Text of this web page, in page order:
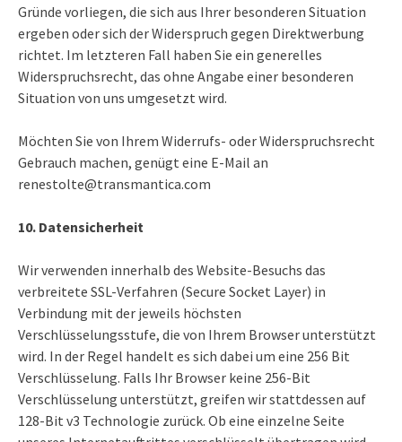
Gründe vorliegen, die sich aus Ihrer besonderen Situation
ergeben oder sich der Widerspruch gegen Direktwerbung
richtet. Im letzteren Fall haben Sie ein generelles
Widerspruchsrecht, das ohne Angabe einer besonderen
Situation von uns umgesetzt wird.
Möchten Sie von Ihrem Widerrufs- oder Widerspruchsrecht
Gebrauch machen, genügt eine E-Mail an
renestolte@transmantica.com
10. Datensicherheit
Wir verwenden innerhalb des Website-Besuchs das
verbreitete SSL-Verfahren (Secure Socket Layer) in
Verbindung mit der jeweils höchsten
Verschlüsselungsstufe, die von Ihrem Browser unterstützt
wird. In der Regel handelt es sich dabei um eine 256 Bit
Verschlüsselung. Falls Ihr Browser keine 256-Bit
Verschlüsselung unterstützt, greifen wir stattdessen auf
128-Bit v3 Technologie zurück. Ob eine einzelne Seite